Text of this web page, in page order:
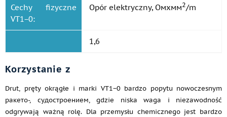
Cechy fizyczne
VT1−0:
Opór elektryczny, Омхмм2/m
1,6
Korzystanie z
Drut, pręty okrągłe i marki VT1−0 bardzo popytu nowoczesnym
ракето-, судостроением, gdzie niska waga i niezawodność
odgrywają ważną rolę. Dla przemysłu chemicznego jest bardzo